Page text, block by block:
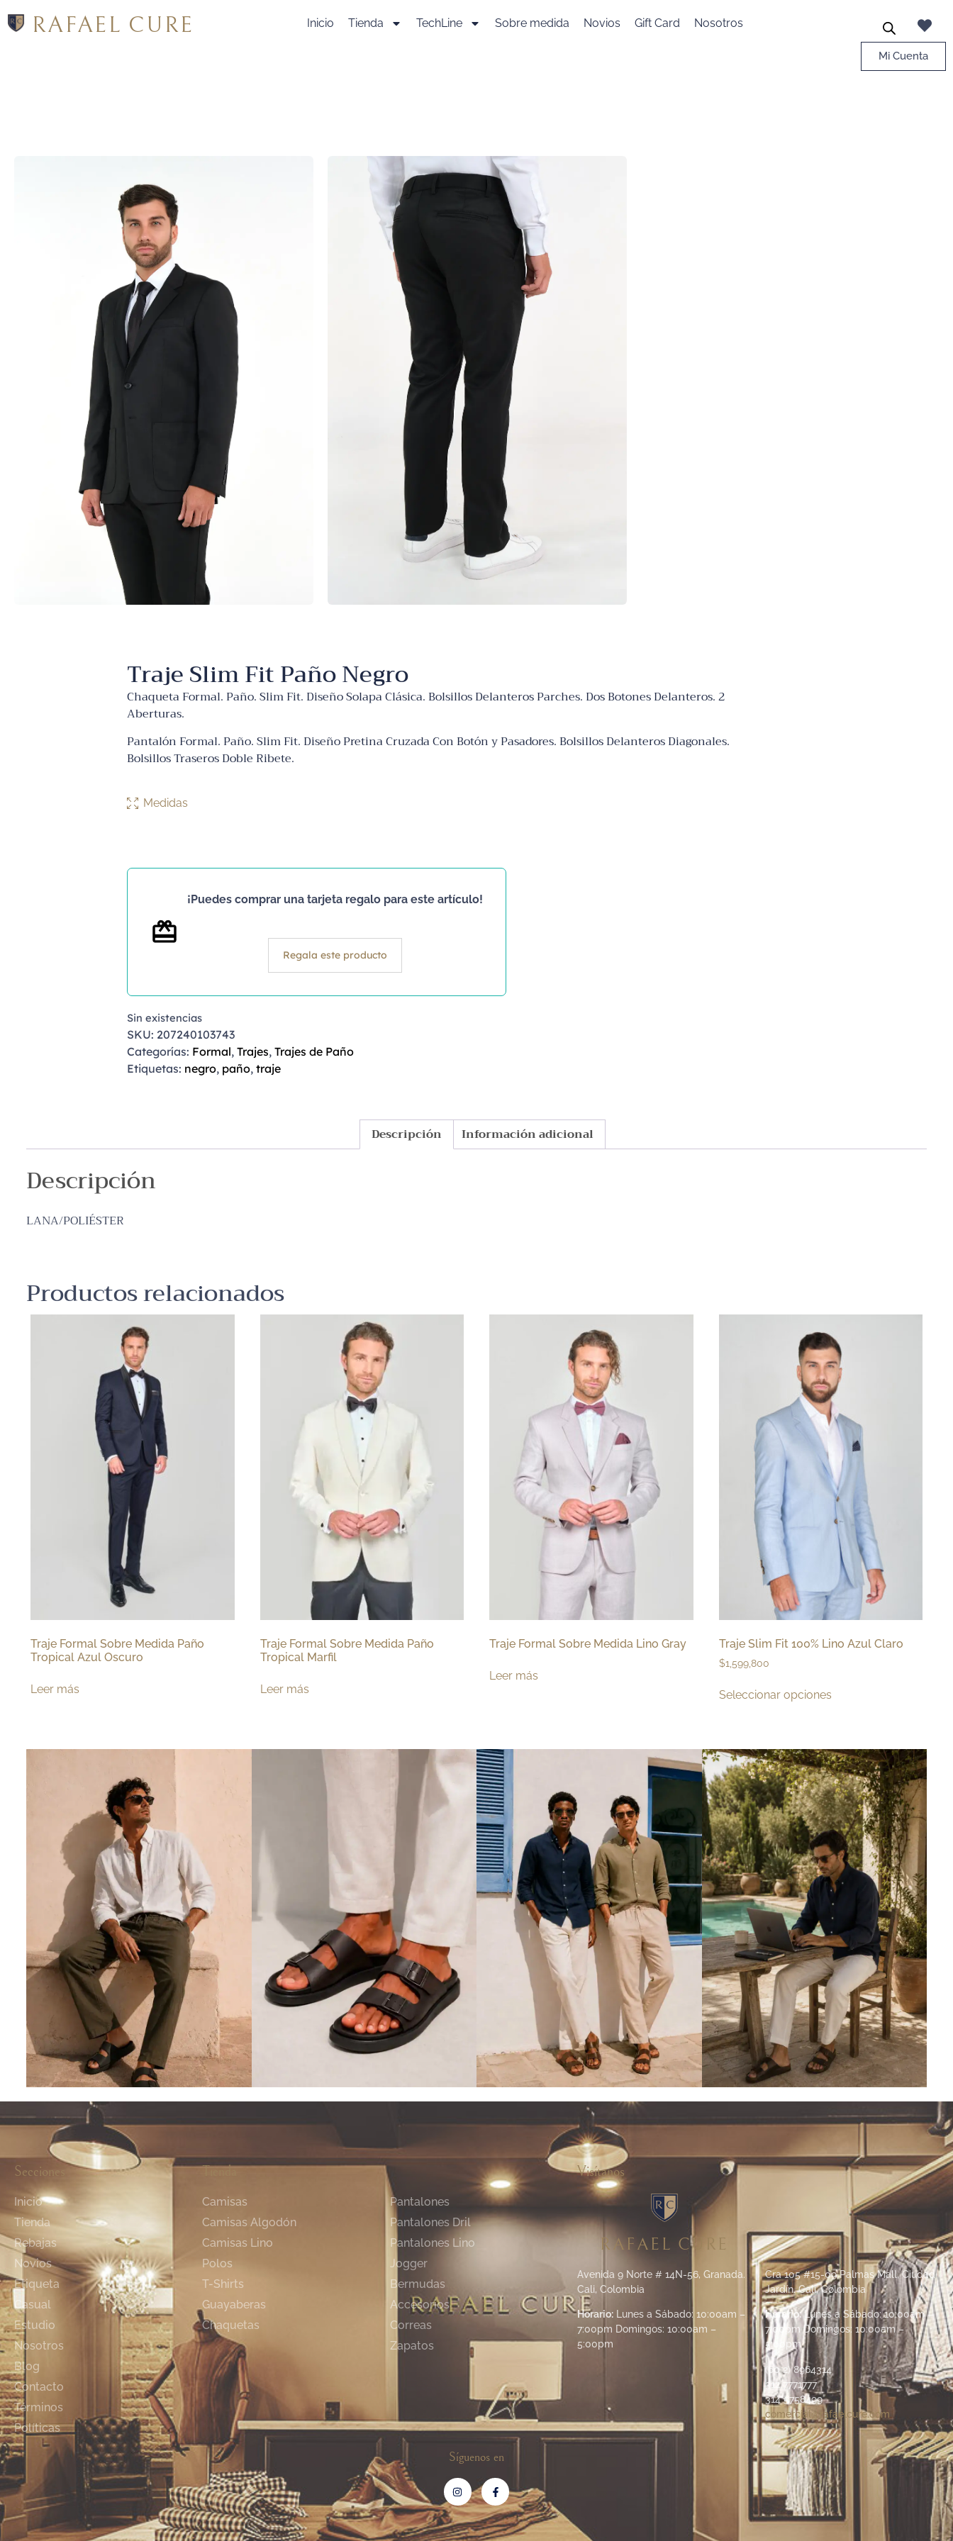
RAFAEL CURE Inicio Tienda TechLine Sobre medida Novios Gift Card Nosotros
Mi Cuenta
Traje Slim Fit Paño Negro
Chaqueta Formal. Paño. Slim Fit. Diseño Solapa Clásica. Bolsillos Delanteros Parches. Dos Botones Delanteros. 2
Aberturas.
Pantalón Formal. Paño. Slim Fit. Diseño Pretina Cruzada Con Botón y Pasadores. Bolsillos Delanteros Diagonales.
Bolsillos Traseros Doble Ribete.
Medidas
¡Puedes comprar una tarjeta regalo para este artículo!
Regala este producto
Sin existencias
SKU: 207240103743
Categorías: Formal,Trajes,Trajes de Paño
Etiquetas: negro, paño,traje
Descripción Información adicional
Descripción
LANA/POLIÉSTER
Productos relacionados
Traje Formal Sobre Medida Paño
Tropical Azul Oscuro
Leer más
Traje Formal Sobre Medida Paño
Tropical Marfil
Leer más
Traje Formal Sobre Medida Lino Gray
Leer más
Traje Slim Fit 100% Lino Azul Claro
$1,599,800
Seleccionar opciones
Secciones
Inicio
Tienda
Rebajas
Novios
Etiqueta
Casual
Estudio
Nosotros
Blog
Contacto
Términos
Políticas
Tienda
Camisas
Camisas Algodón
Camisas Lino
Polos
T-Shirts
Guayaberas
Chaquetas
Pantalones
Pantalones Dril
Pantalones Lino
Jogger
Bermudas
Accesorios
Correas
Zapatos
Visítanos
RAFAEL CURE
Avenida 9 Norte # 14N-56, Granada.
Cali, Colombia
Horario: Lunes a Sábado: 10:00am –
7:00pm Domingos: 10:00am –
5:00pm
Cra 105 #15-09 Palmas Mall, Ciudad
Jardín. Cali, Colombia
Horario:Lunes a Sábado: 10:00am –
7:00pm Domingos: 10:00am –
5:00pm
(60 2) 8964314
312 7771777
314 5758499
comercial@rafaelcure.com
Síguenos en